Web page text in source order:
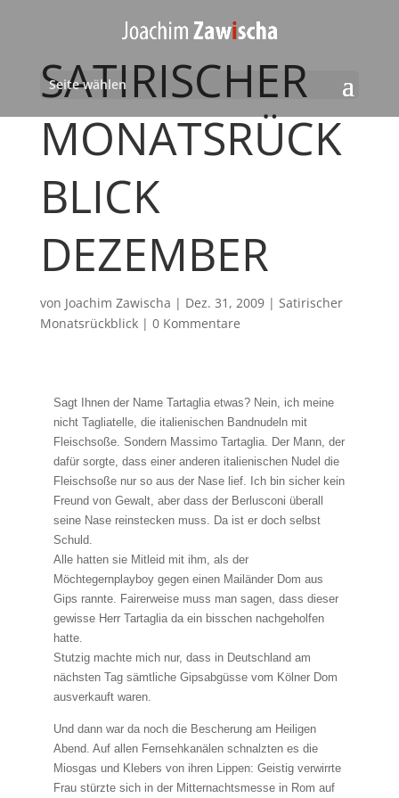
Seite wählen
SATIRISCHER
MONATSRÜCK
BLICK
DEZEMBER
von Joachim Zawischa | Dez. 31, 2009| Satirischer
Monatsrückblick| 0 Kommentare
Sagt Ihnen der Name Tartaglia etwas? Nein, ich meine
nicht Tagliatelle, die italienischen Bandnudeln mit
Fleischsoße. Sondern Massimo Tartaglia. Der Mann, der
dafür sorgte, dass einer anderen italienischen Nudel die
Fleischsoße nur so aus der Nase lief. Ich bin sicher kein
Freund von Gewalt, aber dass der Berlusconi überall
seine Nase reinstecken muss. Da ist er doch selbst
Schuld.
Alle hatten sie Mitleid mit ihm, als der
Möchtegernplayboy gegen einen Mailänder Dom aus
Gips rannte. Fairerweise muss man sagen, dass dieser
gewisse Herr Tartaglia da ein bisschen nachgeholfen
hatte.
Stutzig machte mich nur, dass in Deutschland am
nächsten Tag sämtliche Gipsabgüsse vom Kölner Dom
ausverkauft waren.
Und dann war da noch die Bescherung am Heiligen
Abend. Auf allen Fernsehkanälen schnalzten es die
Miosgas und Klebers von ihren Lippen: Geistig verwirrte
Frau stürzte sich in der Mitternachtsmesse in Rom auf